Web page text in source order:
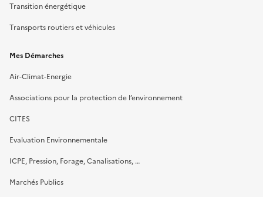
Transition énergétique
Transports routiers et véhicules
Mes Démarches
Air-Climat-Energie
Associations pour la protection de l’environnement
CITES
Evaluation Environnementale
ICPE, Pression, Forage, Canalisations, …
Marchés Publics